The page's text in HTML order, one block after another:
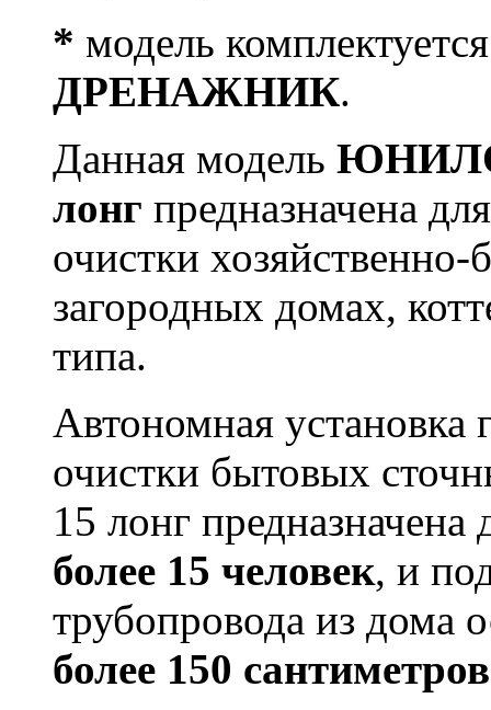
* модель
ДРЕНАЖНИК.
Данная модель
лонг предназначена
очистки
загородных домах,
типа.
Автономная установка
очистки бытовых
15 лонг
более 15 человек, и
трубопровода из дома
более 150 сантиметров